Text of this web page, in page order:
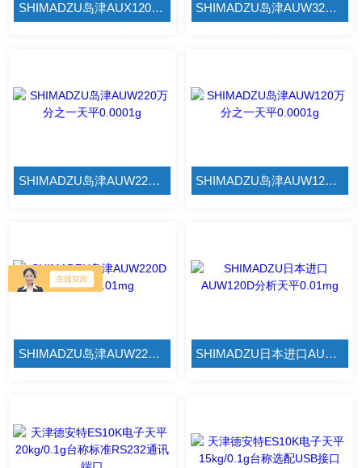
SHIMADZU岛津AUX120万分之一天平0.0001g SHIMADZU岛津AUW320万分之一天平0.0001g
SHIMADZU岛津AUW220万分之一天平0.0001g SHIMADZU岛津AUW120万分之一天平0.0001g
SHIMADZU岛津AUW220D分析天平0.01mg SHIMADZU日本进口AUW120D分析天平0.01mg